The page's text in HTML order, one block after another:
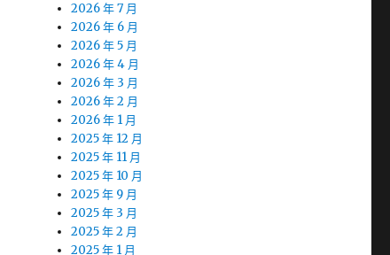
2026 年 7 月
2026 年 6 月
2026 年 5 月
2026 年 4 月
2026 年 3 月
2026 年 2 月
2026 年 1 月
2025 年 12 月
2025 年 11 月
2025 年 10 月
2025 年 9 月
2025 年 3 月
2025 年 2 月
2025 年 1 月